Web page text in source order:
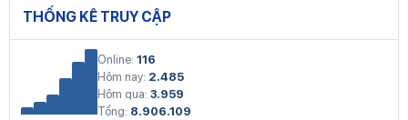
THỐNG KÊ TRUY CẬP
Online: 116
Hôm nay: 2.485
Hôm qua: 3.959
Tổng: 8.906.109